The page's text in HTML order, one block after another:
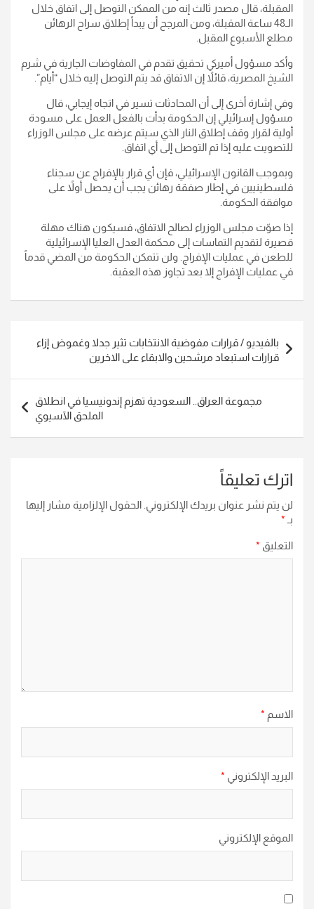
المقبلة، قال مصدر ثالث إنه من الممكن التوصل إلى اتفاق خلال
الـ48 ساعة المقبلة، ومن المرجح أن يبدأ إطلاق سراح الرهائن
مطلع الأسبوع المقبل.
وأكد مسؤول أميركي تحقيق تقدم في المفاوضات الجارية في شرم
الشيخ المصرية، قائلاً إن الاتفاق قد يتم التوصل إليه خلال “أيام”.
وفي إشارة أخرى إلى أن المحادثات تسير في اتجاه إيجابي، قال
مسؤول إسرائيلي إن الحكومة بدأت بالفعل العمل على مسودة
أولية لقرار وقف إطلاق النار الذي سيتم عرضه على مجلس الوزراء
للتصويت عليه إذا تم التوصل إلى أي اتفاق.
وبموجب القانون الإسرائيلي، فإن أي قرار بالإفراج عن سجناء
فلسطينيين في إطار صفقة رهائن يجب أن يحصل أولاً على
موافقة الحكومة.
إذا صوّت مجلس الوزراء لصالح الاتفاق، فسيكون هناك مهلة
قصيرة لتقديم التماسات إلى محكمة العدل العليا الإسرائيلية
للطعن في عمليات الإفراج. ولن تتمكن الحكومة من المضي قدماً
في عمليات الإفراج إلا بعد تجاوز هذه العقبة.
المقالات
بالفيديو / قرارات مفوضية الانتخابات تثير جدلا وغموض إزاء
قرارات استبعاد مرشحين والابقاء على الاخرين
مجموعة العراق.. السعودية تهزم إندونيسيا في انطلاق
الملحق الآسيوي
اترك تعليقاً
لن يتم نشر عنوان بريدك الإلكتروني. الحقول الإلزامية مشار إليها
بـ *
التعليق *
الاسم *
البريد الإلكتروني *
الموقع الإلكتروني